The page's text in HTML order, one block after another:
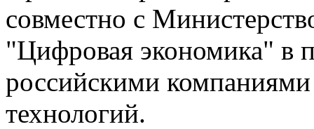
совместно с
"Цифровая экономика" в
российскими
технологий.